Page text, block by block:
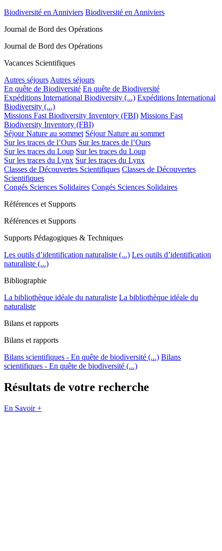
Biodiversité en Anniviers Biodiversité en Anniviers
Journal de Bord des Opérations
Journal de Bord des Opérations
Vacances Scientifiques
Autres séjoursAutres séjours
En quête de Biodiversité En quête de Biodiversité
Expéditions International Biodiversity (...) Expéditions International
Biodiversity (...)
Missions Fast Biodiversity Inventory (FBI) Missions Fast
Biodiversity Inventory (FBI)
Séjour Nature au sommet Séjour Nature au sommet
Sur les traces de l’Ours Sur les traces de l’Ours
Sur les traces du Loup Sur les traces du Loup
Sur les traces du Lynx Sur les traces du Lynx
Classes de Découvertes Scientifiques Classes de Découvertes
Scientifiques
Congés Sciences Solidaires Congés Sciences Solidaires
Références et Supports
Références et Supports
Supports Pédagogiques & Techniques
Les outils d’identification naturaliste (...) Les outils d’identification
naturaliste (...)
Bibliographie
La bibliothèque idéale du naturaliste La bibliothèque idéale du
naturaliste
Bilans et rapports
Bilans et rapports
Bilans scientifiques - En quête de biodiversité (...) Bilans
scientifiques - En quête de biodiversité (...)
Résultats de votre recherche
En Savoir +